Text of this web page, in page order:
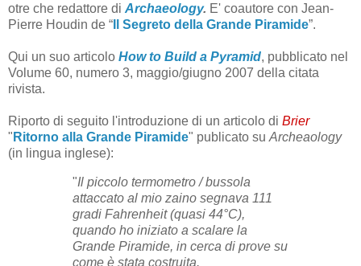
otre che redattore di Archaeology. E' coautore con Jean-
Pierre Houdin de “ Il Segreto della Grande Piramide”.
Qui un suo articolo How to Build a Pyramid, pubblicato nel
Volume 60, numero 3, maggio/giugno 2007 della citata
rivista.
Riporto di seguito l'introduzione di un articolo di Brier
" Ritorno alla Grande Piramide" publicato su Archeaology
(in lingua inglese):
"Il piccolo termometro / bussola
attaccato al mio zaino segnava 111
gradi Fahrenheit (quasi 44°C),
quando ho iniziato a scalare la
Grande Piramide, in cerca di prove su
come è stata costruita.